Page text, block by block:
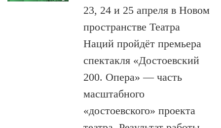
23, 24 и 25 апреля в Новом
пространстве Театра
Наций пройдёт премьера
спектакля «Достоевский
200. Опера» — часть
масштабного
«достоевского» проекта